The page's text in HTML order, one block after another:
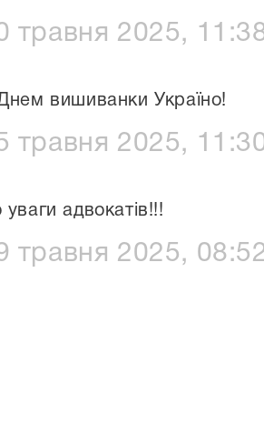
травня 2025,
вишиванки Україно!
травня 2025,
уваги адвокатів!!!
травня 2025,